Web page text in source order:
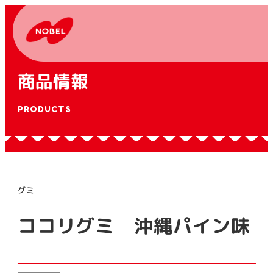
商品情報
PRODUCTS
グミ
ココリグミ 沖縄パイン味